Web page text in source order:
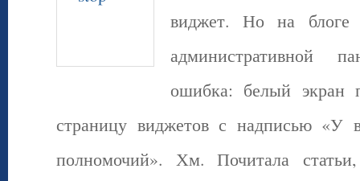
виджет. Но на блоге
административной
ошибка: белый экран
страницу виджетов с надписью «У
полномочий». Хм. Почитала